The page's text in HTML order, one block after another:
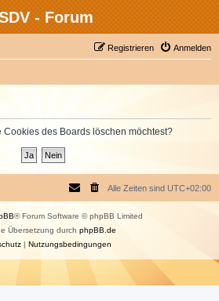
- Forum
Anmelden
Registrieren
Cookies des Boards löschen möchtest?
Alle Zeiten sind UTC+02:00
® Forum Software © phpBB Limited
Übersetzung durch phpBB.de
| Nutzungsbedingungen